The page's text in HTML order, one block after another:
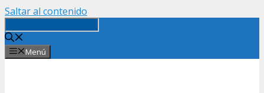
Saltar al contenido
Menú